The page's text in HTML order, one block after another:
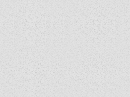
SZINÓDUS
ORGANIGRAMMA
PÜSPÖKI DEKRÉTUM
ZSINATI IMA
ZSINAT MOTTÓJA, LOGÓJA
ZSINATI IRODA